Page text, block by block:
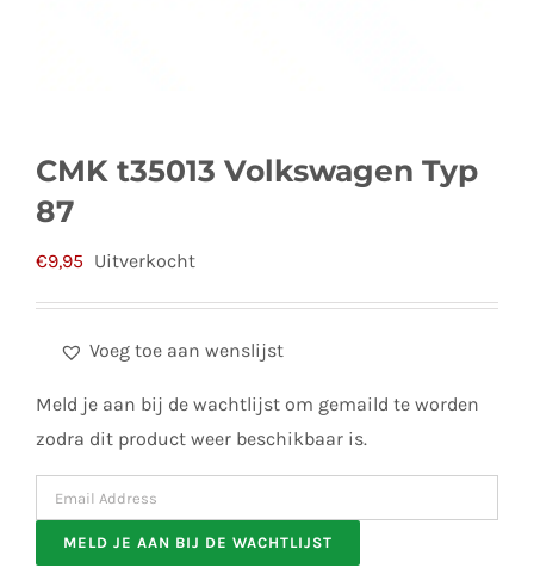
CMK t35013 Volkswagen Typ
87
€9,95 Uitverkocht
Voeg toe aan wenslijst
Meld je aan bij de wachtlijst om gemaild te worden
zodra dit product weer beschikbaar is.
Enter
your
email
MELD JE AAN BIJ DE WACHTLIJST